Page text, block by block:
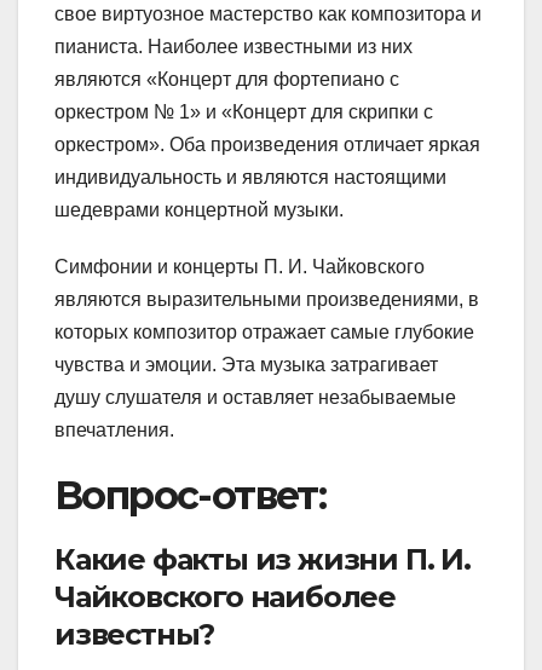
свое виртуозное мастерство как композитора и
пианиста. Наиболее известными из них
являются «Концерт для фортепиано с
оркестром № 1» и «Концерт для скрипки с
оркестром». Оба произведения отличает яркая
индивидуальность и являются настоящими
шедеврами концертной музыки.
Симфонии и концерты П. И. Чайковского
являются выразительными произведениями, в
которых композитор отражает самые глубокие
чувства и эмоции. Эта музыка затрагивает
душу слушателя и оставляет незабываемые
впечатления.
Вопрос-ответ:
Какие факты из жизни П. И.
Чайковского наиболее
известны?